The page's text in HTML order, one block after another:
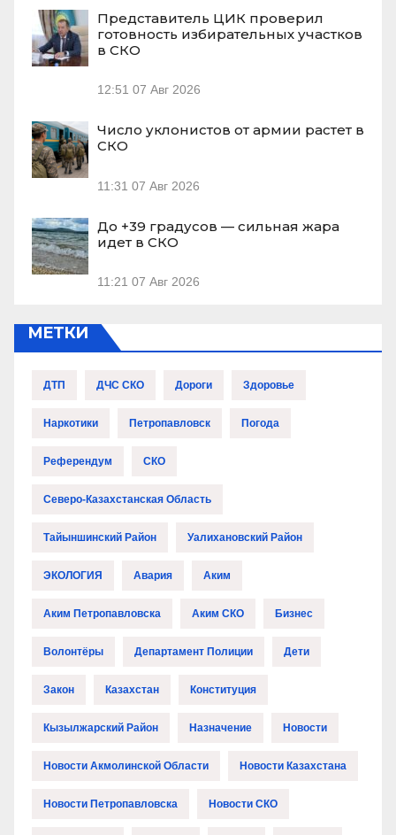
Представитель ЦИК проверил
готовность избирательных участков
в СКО
12:51 07 Авг 2026
Число уклонистов от армии растет в
СКО
11:31 07 Авг 2026
До +39 градусов — сильная жара
идет в СКО
11:21 07 Авг 2026
МЕТКИ
ДТП ДЧС СКО Дороги Здоровье
Наркотики Петропавловск Погода
Референдум СКО
Северо-Казахстанская Область
Тайыншинский Район Уалихановский Район
ЭКОЛОГИЯ Авария Аким
Аким Петропавловска Аким СКО Бизнес
Волонтёры Департамент Полиции Дети
Закон Казахстан Конституция
Кызылжарский Район Назначение Новости
Новости Акмолинской Области Новости Казахстана
Новости Петропавловска Новости СКО